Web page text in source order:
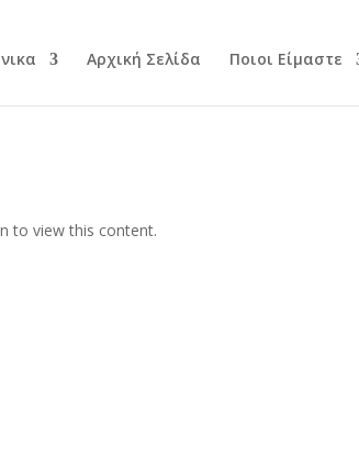
Αρχική Σελίδα Ποιοι Είμαστε
to view this content.